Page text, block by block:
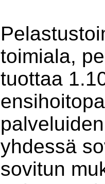
toimiala,
tuottaa
yhdessä
sovitun